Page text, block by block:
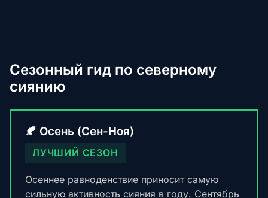
Сезонный гид по северному
сиянию
🍂 Осень (Сен-Ноя)
ЛУЧШИЙ СЕЗОН
Осеннее равноденствие приносит самую
сильную активность сияния в году. Сентябрь